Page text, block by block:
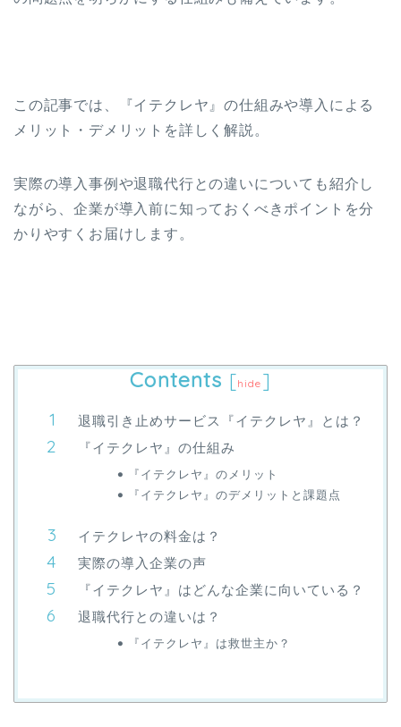
この記事では、『イテクレヤ』の仕組みや導入による
メリット・デメリットを詳しく解説。
実際の導入事例や退職代行との違いについても紹介し
ながら、企業が導入前に知っておくべきポイントを分
かりやすくお届けします。
Contents [hide ]
退職引き止めサービス『イテクレヤ』とは？
『イテクレヤ』の仕組み
『イテクレヤ』のメリット
『イテクレヤ』のデメリットと課題点
イテクレヤの料金は？
実際の導入企業の声
『イテクレヤ』はどんな企業に向いている？
退職代行との違いは？
『イテクレヤ』は救世主か？